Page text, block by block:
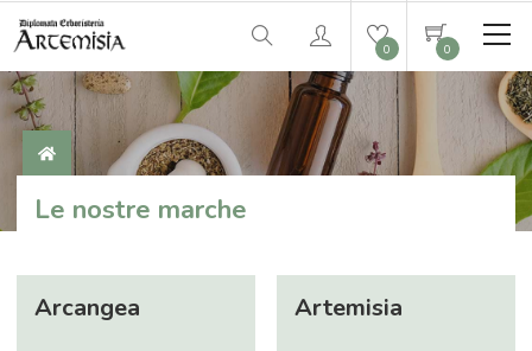
0 0
Le nostre marche
Arcangea Artemisia